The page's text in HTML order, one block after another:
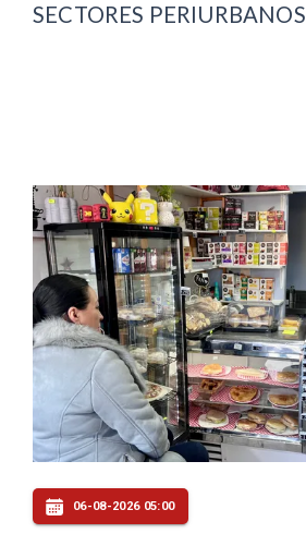
SECTORES PERIURBANOS
06-08-2026 05:00